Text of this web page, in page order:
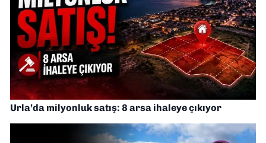
Urla’da milyonluk satış: 8 arsa ihaleye çıkıyor